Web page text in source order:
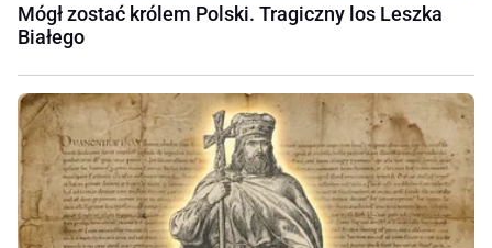
Mógł zostać królem Polski. Tragiczny los Leszka
Białego